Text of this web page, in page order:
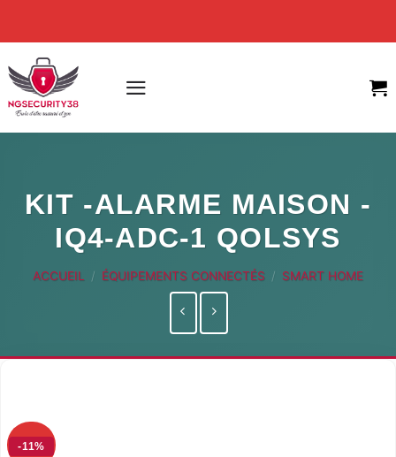
content
KIT -ALARME MAISON -
IQ4-ADC-1 QOLSYS
ACCUEIL / ÉQUIPEMENTS CONNECTÉS / SMART HOME
-11%